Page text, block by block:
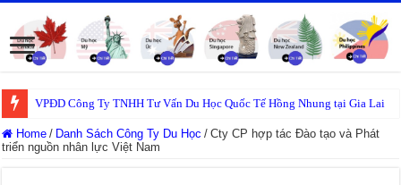
VPĐD Công Ty TNHH Tư Vấn Du Học Quốc Tế Hồng Nhung tại Gia Lai
Home / Danh Sách Công Ty Du Học / Cty CP hợp tác Đào tạo và Phát
triển nguồn nhân lực Việt Nam